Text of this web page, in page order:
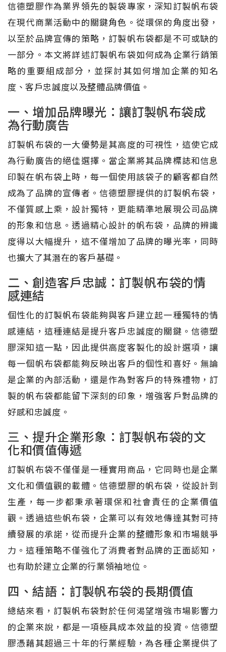
信德塑膠作為業界領先的製袋專家，深知訂製帆布袋
在現代商業活動中的關鍵角色。從環保的角度出發，
以至於品牌宣傳的策略，訂製帆布袋都是不可或缺的
一部分。本文將詳述訂製帆布袋如何成為企業行銷策
略的重要組成部分，並探討其如何增加企業的知名
度、客戶忠誠度以及整體品牌價值。
一、增加品牌曝光：讓訂製帆布袋成
為行動廣告
訂製帆布袋的一大優勢是其高度的可視性，這使它成
為行動廣告的絕佳選擇。當企業將其品牌標誌和信息
印製在帆布袋上時，每一個使用該袋子的顧客都自然
成為了品牌的宣傳者。信德塑膠提供的訂製帆布袋，
不僅質感上乘，設計獨特，更能精準地展現公司品牌
的形象和信息。透過精心設計的帆布袋，品牌的辨識
度得以大幅提升，這不僅增加了品牌的曝光率，同時
也擴大了其潛在的客戶基礎。
二、創造客戶忠誠：訂製帆布袋的情
感連結
個性化的訂製帆布袋能夠與客戶建立起一種獨特的情
感連結，這種連結是提升客戶忠誠度的關鍵。信德塑
膠深知這一點，因此提供高度客製化的設計選項，讓
每一個帆布袋都能夠反映出客戶的個性和喜好。無論
是企業的內部活動，還是作為對客戶的特殊禮物，訂
製的帆布袋都能留下深刻的印象，增強客戶對品牌的
好感和忠誠度。
三、提升企業形象：訂製帆布袋的文
化和價值傳遞
訂製帆布袋不僅僅是一種實用商品，它同時也是企業
文化和價值觀的載體。信德塑膠的帆布袋，從設計到
生產，每一步都秉承著環保和社會責任的企業價值
觀。透過這些帆布袋，企業可以有效地傳達其對可持
續發展的承諾，從而提升企業的整體形象和市場競爭
力。這種策略不僅強化了消費者對品牌的正面認知，
也有助於建立企業的行業領袖地位。
四、結語：訂製帆布袋的長期價值
總結來看，訂製帆布袋對於任何渴望增強市場影響力
的企業來說，都是一項極具成本效益的投資。信德塑
膠憑藉其超過三十年的行業經驗，為各種企業提供了